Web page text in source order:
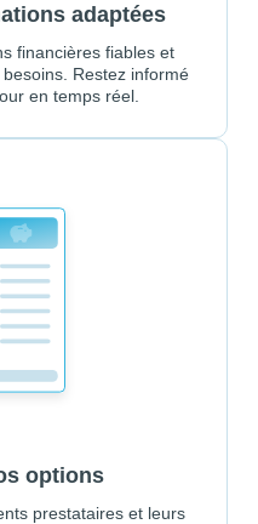
adaptées
financières fiables et
Restez informé
en temps réel.
options
prestataires et leurs